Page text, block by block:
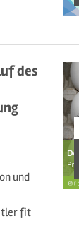
des
und
fit